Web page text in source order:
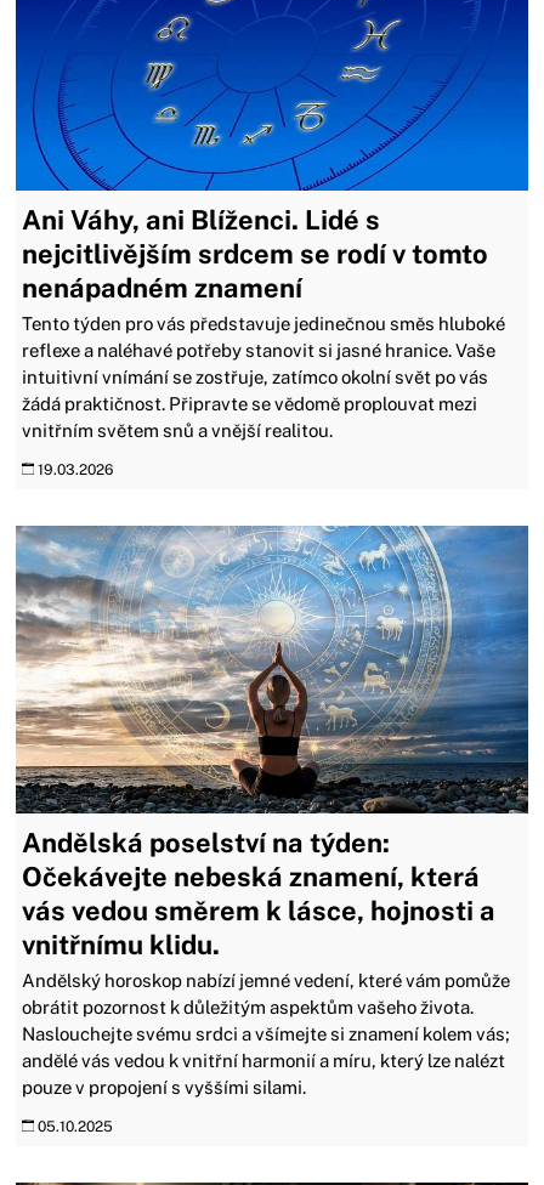
Ani Váhy, ani Blíženci. Lidé s
nejcitlivějším srdcem se rodí v tomto
nenápadném znamení
Tento týden pro vás představuje jedinečnou směs hluboké
reflexe a naléhavé potřeby stanovit si jasné hranice. Vaše
intuitivní vnímání se zostřuje, zatímco okolní svět po vás
žádá praktičnost. Připravte se vědomě proplouvat mezi
vnitřním světem snů a vnější realitou.
19.03.2026
Andělská poselství na týden:
Očekávejte nebeská znamení, která
vás vedou směrem k lásce, hojnosti a
vnitřnímu klidu.
Andělský horoskop nabízí jemné vedení, které vám pomůže
obrátit pozornost k důležitým aspektům vašeho života.
Naslouchejte svému srdci a všímejte si znamení kolem vás;
andělé vás vedou k vnitřní harmonií a míru, který lze nalézt
pouze v propojení s vyššími silami.
05.10.2025